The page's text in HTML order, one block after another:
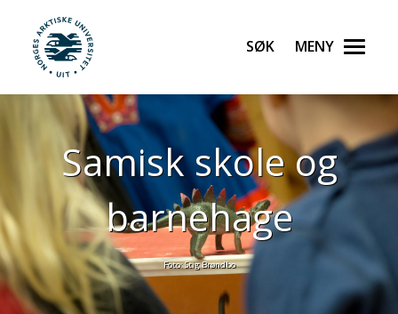
Gå til hovedinnhold
UiT Norges arktiske universitet
Søk Meny
Samisk skole og
barnehage
Foto: Stig Brøndbo